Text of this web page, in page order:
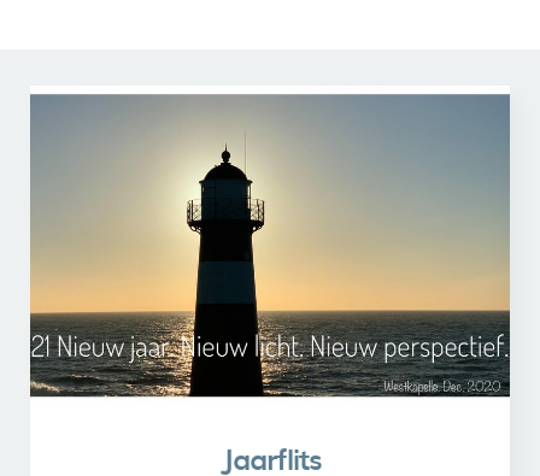
Jaarflits